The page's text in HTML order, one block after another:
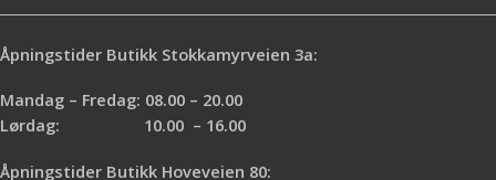
Åpningstider Butikk Stokkamyrveien 3a:
Mandag – Fredag: 08.00 – 20.00
Lørdag: 10.00 – 16.00
Åpningstider Butikk Hoveveien 80: